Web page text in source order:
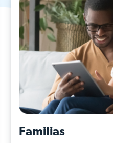
Familias